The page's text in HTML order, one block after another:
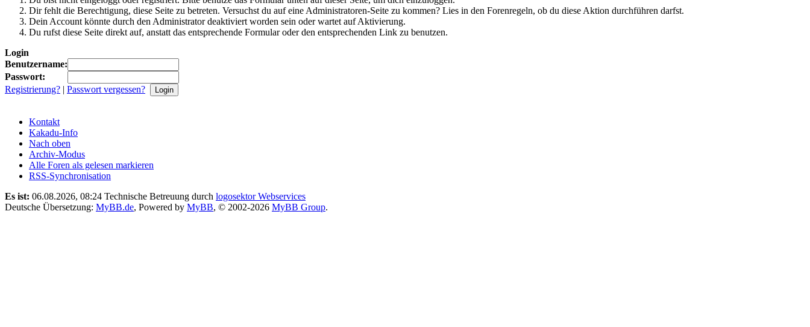
Dir fehlt die Berechtigung, diese Seite zu betreten. Versuchst du auf eine Administratoren-Seite zu kommen? Lies in den Forenregeln, ob du diese Aktion durchführen darfst.
Dein Account könnte durch den Administrator deaktiviert worden sein oder wartet auf Aktivierung.
Du rufst diese Seite direkt auf, anstatt das entsprechende Formular oder den entsprechenden Link zu benutzen.
Login
Benutzername:
Passwort:
Registrierung? | Passwort vergessen?
Kontakt
Kakadu-Info
Nach oben
Archiv-Modus
Alle Foren als gelesen markieren
RSS-Synchronisation
Es ist: 06.08.2026, 08:24 Technische Betreuung durch logosektor Webservices
Deutsche Übersetzung: MyBB.de, Powered by MyBB, © 2002-2026 MyBB Group.